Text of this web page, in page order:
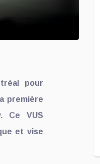
pour
première
Ce VUS
et vise